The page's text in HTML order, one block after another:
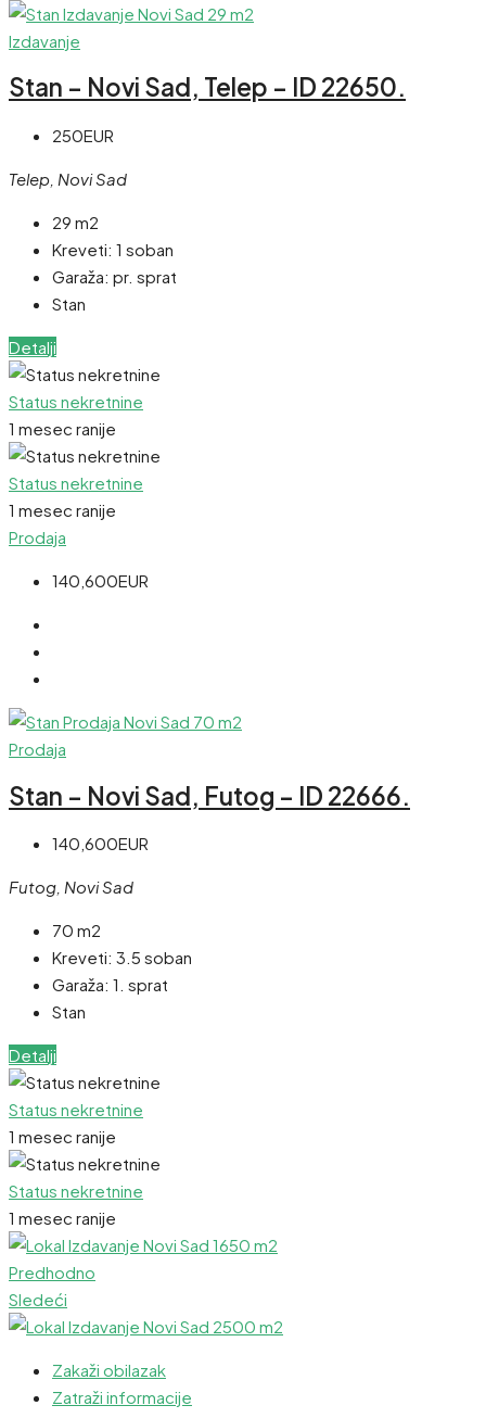
Izdavanje
Stan – Novi Sad, Telep – ID 22650.
250EUR
Telep, Novi Sad
29 m2
Kreveti: 1 soban
Garaža: pr. sprat
Stan
Detalji
Status nekretnine
1 mesec ranije
Status nekretnine
1 mesec ranije
Prodaja
140,600EUR
Prodaja
Stan – Novi Sad, Futog – ID 22666.
140,600EUR
Futog, Novi Sad
70 m2
Kreveti: 3.5 soban
Garaža: 1. sprat
Stan
Detalji
Status nekretnine
1 mesec ranije
Status nekretnine
1 mesec ranije
Predhodno
Sledeći
Zakaži obilazak
Zatraži informacije